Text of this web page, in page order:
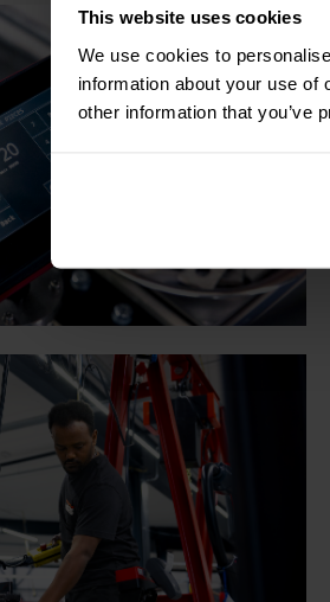
This website uses cookies
We use cookies to
information about your use of
other information that you’ve